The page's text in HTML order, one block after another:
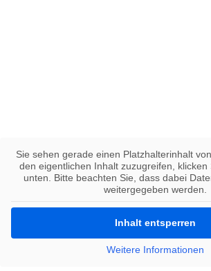
Sie sehen gerade einen Platzhalterinhalt von
den eigentlichen Inhalt zuzugreifen, klicken
unten. Bitte beachten Sie, dass dabei
weitergegeben werden.
Inhalt entsperren
Weitere Informationen